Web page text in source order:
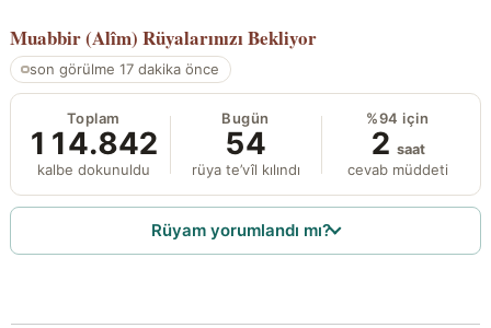
Muabbir (Alîm) Rüyalarınızı Bekliyor
son görülme 17 dakika önce
Toplam
114.842
kalbe dokunuldu
Bugün
54
rüya te’vîl kılındı
%94 için
2 saat
cevab müddeti
Rüyam yorumlandı mı?